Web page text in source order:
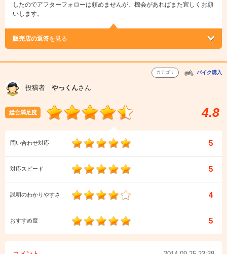
したのでアフターフォローは頼めませんが、機会があればまた宜しくお願
いします。
販売店の返答を見る
カテゴリ バイク購入
投稿者 やっくんさん
総合満足度 4.8
問い合わせ対応 5
対応スピード 5
説明のわかりやすさ 4
おすすめ度 5